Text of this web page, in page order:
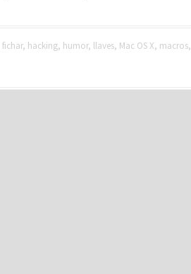
fichar, hacking, humor, llaves, Mac OS X, macros,